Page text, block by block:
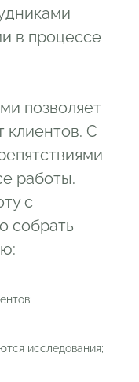
в процессе
позволяет
клиентов. С
работы.
с
собрать
исследования;